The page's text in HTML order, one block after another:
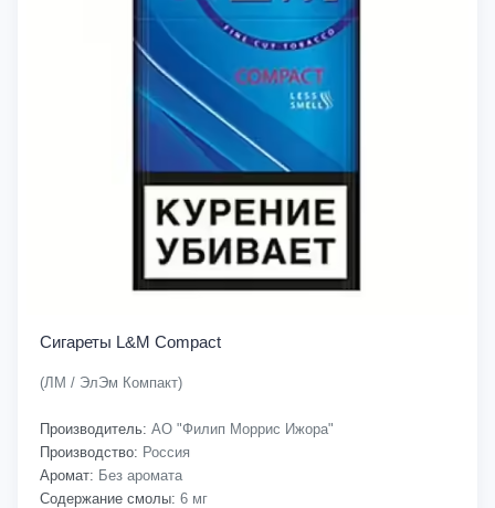
Сигареты L&M Compact
(ЛМ / ЭлЭм Компакт)
Производитель: АО "Филип Моррис Ижора"
Производство: Россия
Аромат: Без аромата
Содержание смолы: 6 мг